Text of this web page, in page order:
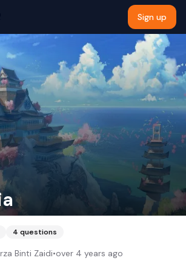
Sign up
4 questions
Binti Zaidi•over 4 years ago